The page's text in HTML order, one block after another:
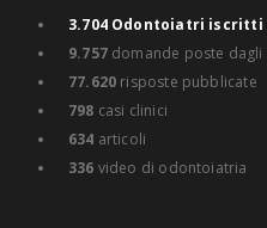
3.704Odontoiatri iscritti
9.757domande poste dagli
77.620 risposte pubblicate
798 casi clinici
634 articoli
336 video di odontoiatria